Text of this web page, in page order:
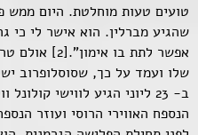
טועים טעות מוחלטת. היום ממש
שהגיע מברלין. הוא אישר לי כי
אפשר לתת בו
שלו ועמד על כך, שסוסלופרוב
הנספח האווירי הרוסי ועוזר